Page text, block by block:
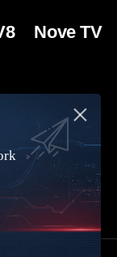
Nove TV
Manifesto